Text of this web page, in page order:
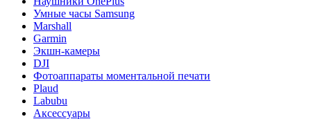
Умные часы Samsung
Marshall
Garmin
Экшн-камеры
DJI
Фотоаппараты моментальной печати
Plaud
Labubu
Аксессуары